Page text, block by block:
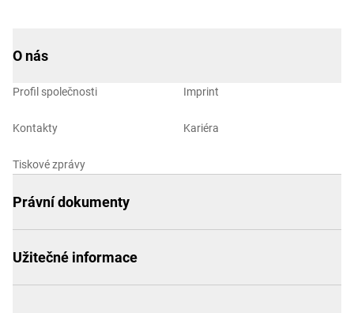
O nás
Profil společnosti
Kontakty
Tiskové zprávy
Imprint
Kariéra
Právní dokumenty
Užitečné informace